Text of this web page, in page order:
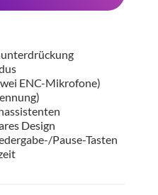
ENC-Mikrofone)
Design
Pause-Tasten